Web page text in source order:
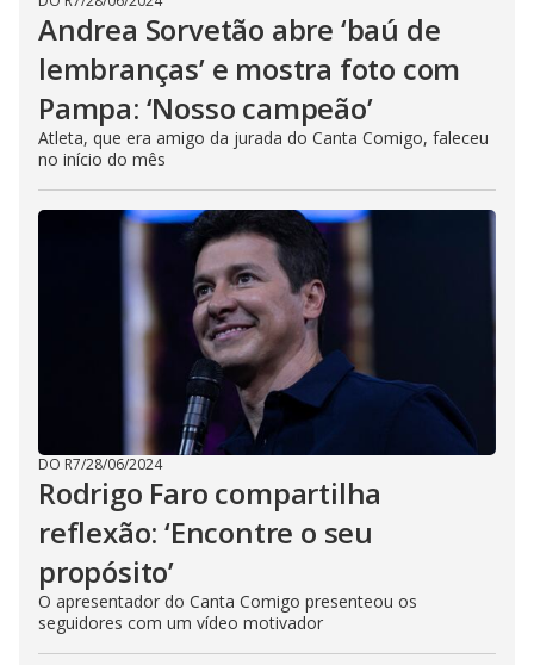
Andrea Sorvetão abre ‘baú de
lembranças’ e mostra foto com
Pampa: ‘Nosso campeão’
Atleta, que era amigo da jurada do Canta Comigo, faleceu
no início do mês
DO R7/28/06/2024
Rodrigo Faro compartilha
reflexão: ‘Encontre o seu
propósito’
O apresentador do Canta Comigo presenteou os
seguidores com um vídeo motivador